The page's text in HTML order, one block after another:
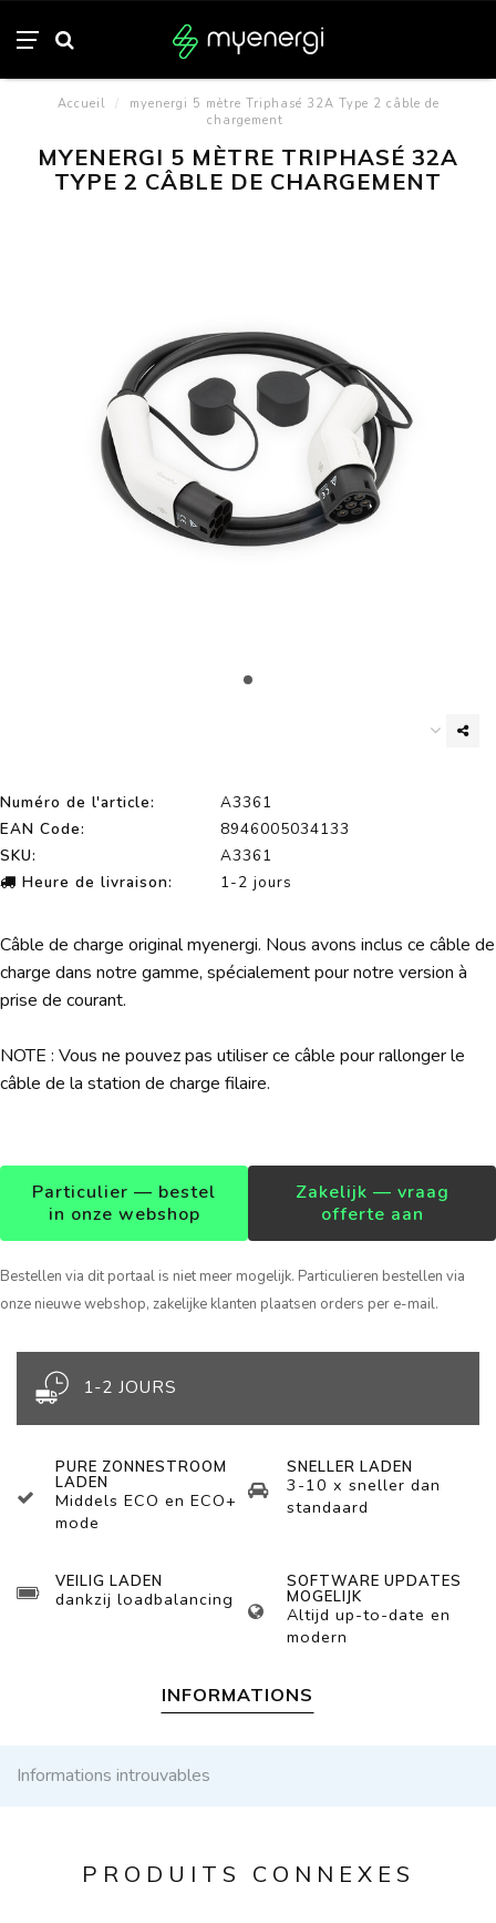
Accueil /
myenergi 5 mètre Triphasé 32A Type 2 câble de
chargement
MYENERGI 5 MÈTRE TRIPHASÉ 32A
TYPE 2 CÂBLE DE CHARGEMENT
Numéro de l'article:
A3361
EAN Code:
8946005034133
SKU:
A3361
Heure de livraison:
1-2 jours
Câble de charge original myenergi. Nous avons inclus ce câble de
charge dans notre gamme, spécialement pour notre version à
prise de courant.
NOTE : Vous ne pouvez pas utiliser ce câble pour rallonger le
câble de la station de charge filaire.
Particulier — bestel
in onze webshop
Zakelijk — vraag
offerte aan
Bestellen via dit portaal is niet meer mogelijk. Particulieren bestellen via
onze nieuwe webshop, zakelijke klanten plaatsen orders per e-mail.
1-2 JOURS
PURE ZONNESTROOM
LADEN
Middels ECO en ECO+
mode
SNELLER LADEN
3-10 x sneller dan
standaard
VEILIG LADEN
dankzij loadbalancing
SOFTWARE UPDATES
MOGELIJK
Altijd up-to-date en
modern
INFORMATIONS
Informations introuvables
PRODUITS CONNEXES